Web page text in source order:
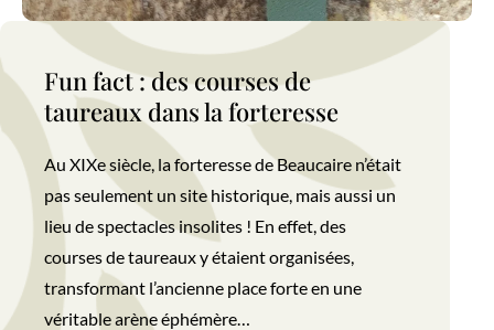
Fun fact : des courses de
taureaux dans la forteresse
Au XIXe siècle, la forteresse de Beaucaire n’était
pas seulement un site historique, mais aussi un
lieu de spectacles insolites ! En effet, des
courses de taureaux y étaient organisées,
transformant l’ancienne place forte en une
véritable arène éphémère…